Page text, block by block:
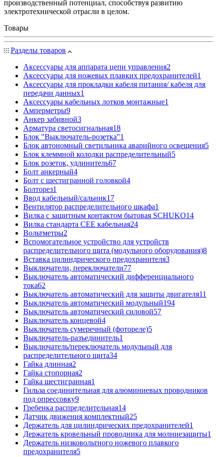
производственный потенциал, способствуя развитию
электротехнической отрасли в целом.
Товары
Разделы товаров
Аксессуары для аппарата цепи управления2
Аксессуары для ножевых плавких предохранителей1
Аксессуары для прокладки кабеля питания/ кабеля для
передачи данных1
Аксессуары кабельных лотков монтажные1
Амперметры9
Анкер забивной3
Арматура светосигнальная18
Блок "Выключатель-розетка"1
Блок автономный светильника аварийного освещения5
Блок клеммной колодки распределительный5
Блок розеток, удлинитель67
Болт анкерный4
Болт с шестигранной головкой4
Болторез1
Ввод кабельный/сальник17
Вентилятор распределительного шкафа1
Вилка с защитным контактом бытовая SCHUKO14
Вилка стандарта CEE кабельная24
Вольтметры2
Вспомогательное устройство для устройств
распределительного щита (модульного оборудования)8
Вставка цилиндрического предохранителя3
Выключатели, переключатели77
Выключатель автоматический дифференциального
тока62
Выключатель автоматический для защиты двигателя11
Выключатель автоматический модульный194
Выключатель автоматический силовой57
Выключатель концевой4
Выключатель сумеречный (фотореле)5
Выключатель-разъединитель1
Выключатель/переключатель модульный для
распределительного щита34
Гайка длинная2
Гайка стопорная2
Гайка шестигранная1
Гильза соединительная для алюминиевых проводников
под опрессовку9
Гребенка распределительная14
Датчик движения комплектный25
Держатель для цилиндрических предохранителей1
Держатель кровельный проводника для молниезащиты1
Держатель низковольтного ножевого плавкого
предохранителя5